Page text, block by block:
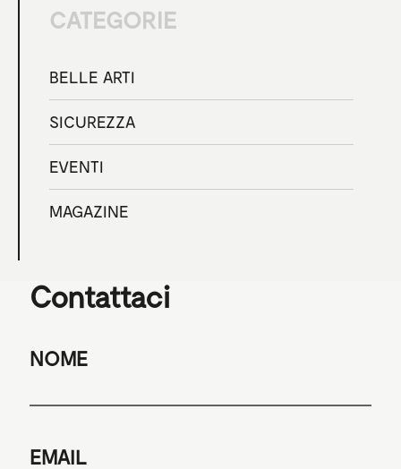
CATEGORIE
BELLE ARTI
SICUREZZA
EVENTI
MAGAZINE
Contattaci
NOME
EMAIL